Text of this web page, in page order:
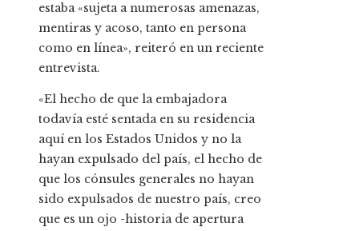
estaba «sujeta a numerosas amenazas,
mentiras y acoso, tanto en persona
como en línea», reiteró en un reciente
entrevista.
«El hecho de que la embajadora
todavía esté sentada en su residencia
aquí en los Estados Unidos y no la
hayan expulsado del país, el hecho de
que los cónsules generales no hayan
sido expulsados ​​de nuestro país, creo
que es un ojo -historia de apertura